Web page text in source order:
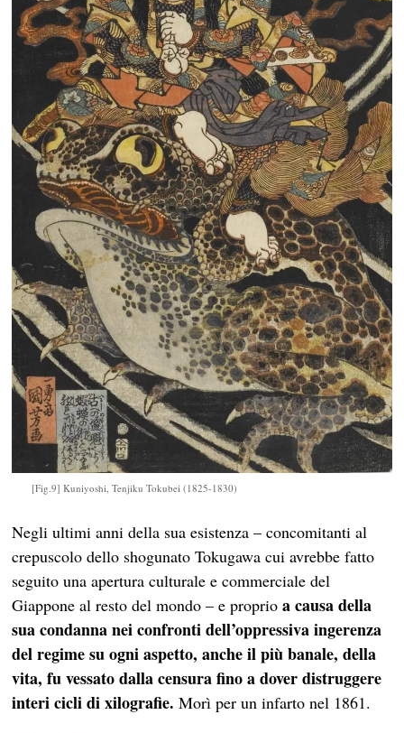
[Fig.9] Kuniyoshi, Tenjiku Tokubei (1825-1830)
Negli ultimi anni della sua esistenza – concomitanti al
crepuscolo dello shogunato Tokugawa cui avrebbe fatto
seguito una apertura culturale e commerciale del
Giappone al resto del mondo – e proprioa causa della
sua condanna nei confronti dell’oppressiva ingerenza
del regime su ogni aspetto, anche il più banale, della
vita, fu vessato dalla censura fino a dover distruggere
interi cicli di xilografie. Morì per un infarto nel 1861.